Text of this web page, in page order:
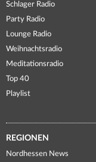
Schlager Radio
Party Radio
Lounge Radio
Weihnachtsradio
Meditationsradio
Top 40
Playlist
REGIONEN
Nordhessen News